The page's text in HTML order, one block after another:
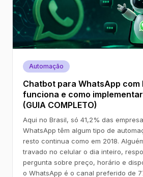
Automação
Chatbot para WhatsApp com
funciona e como
(GUIA COMPLETO)
Aqui no Brasil, só 41,2% das
WhatsApp têm algum tipo de
resto continua como em 2018.
travado no celular o dia inteiro,
pergunta sobre preço, horário e
o WhatsApp é o canal preferido de